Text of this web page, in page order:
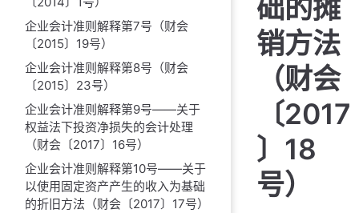
企业会计准则解释第7号（财会
〔2015〕19号）
企业会计准则解释第8号（财会
〔2015〕23号）
企业会计准则解释第9号——关于
权益法下投资净损失的会计处理
（财会〔2017〕16号）
企业会计准则解释第10号——关于
以使用固定资产产生的收入为基础
的折旧方法（财会〔2017〕17号）
础的摊
销方法
（财会
〔2017
〕18
号）